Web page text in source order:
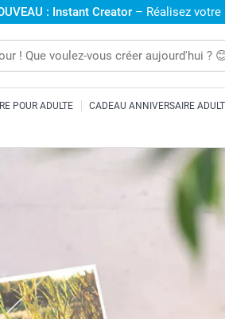
: Instant Creator – Réalisez
POUR ADULTE CADEAU ANNIVERSAIRE